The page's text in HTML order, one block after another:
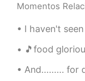
Momentos
I haven't seen good sunset since
🎵food glorious food
And......... for dessert I made a